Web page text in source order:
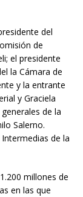
del
de
el presidente
la Cámara de
y la entrante
y Graciela
de la
Salerno.
de la
millones de
en las que